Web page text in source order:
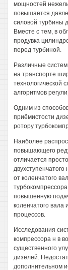
мощностей
повышается
силовой турбины
Вместе с тем, в
продувка
перед турбиной.
Различные
на транспорте
технологической
алгоритмов
Одним из
приёмистости
ротору
Наиболее
повышающего
отличается
от коленчатого
повышенную
коленчатого вала
процессов.
Исследования
компрессора н в
существенного
дизелей.
дополнительном